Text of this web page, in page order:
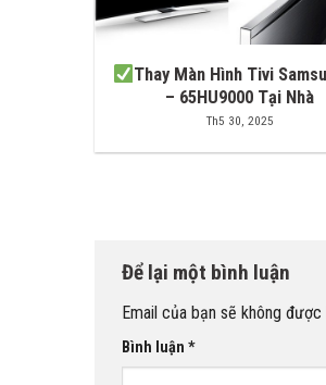
Thay Màn Hình Tivi
– 65HU9000 Tại Nhà
Th5 30, 2025
Để lại một bình luận
Email của bạn sẽ không
Bình luận *